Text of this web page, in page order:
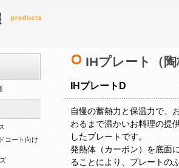
コート向け
IHプレート（
IHプレートD
自慢の蓄熱力と保温力で、
わるまで温かいお料理の提
したプレートです。
発熱体（カーボン）を底面
ることにより、プレートの